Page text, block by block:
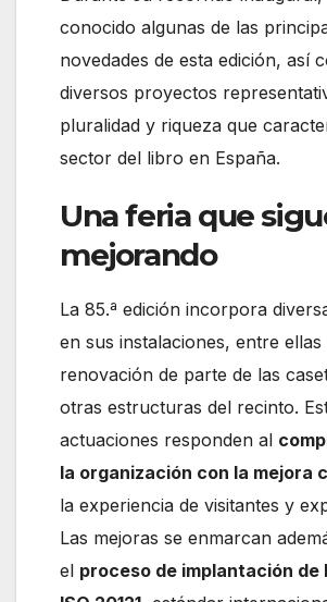
conocido algunas de las
novedades de esta edición, así
diversos proyectos
pluralidad y riqueza que
sector del libro en España.
Una feria que
mejorando
La 85.ª edición incorpora
en sus instalaciones, entre ellas
renovación de parte de las
otras estructuras del recinto.
actuaciones responden al
la organización con la mejora
la experiencia de visitantes y
Las mejoras se enmarcan
el proceso de implantación de